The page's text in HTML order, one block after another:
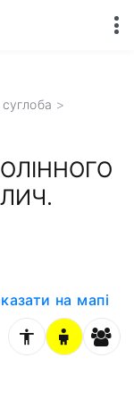
>
на мапі